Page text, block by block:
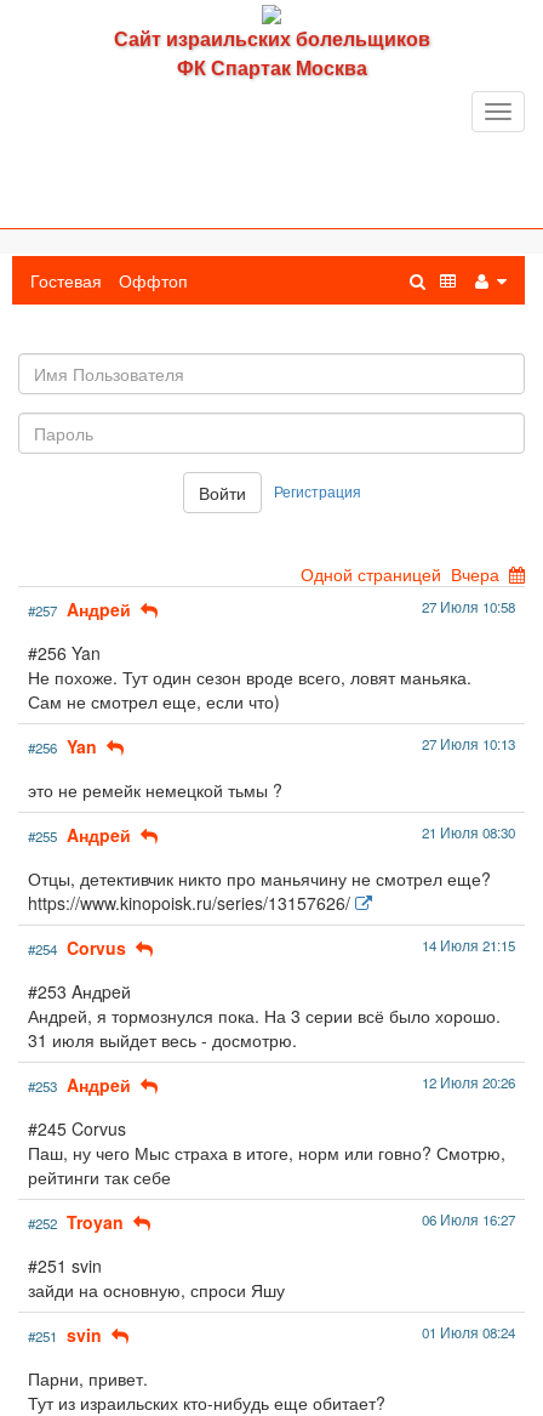
Сайт израильских болельщиков
ФК Спартак Москва
Гостевая Оффтоп
пользователя
Войти Регистрация
Одной страницей Вчера
#257 Aндpeй 27 Июля 10:58
#256 Yan
Не похоже. Тут один сезон вроде всего, ловят маньяка.
Сам не смотрел еще, если что)
#256 Yan 27 Июля 10:13
это не ремейк немецкой тьмы ?
#255 Aндpeй 21 Июля 08:30
Отцы, детективчик никто про маньячину не смотрел еще?
https://www.kinopoisk.ru/series/13157626/
#254 Corvus 14 Июля 21:15
#253 Aндpeй
Андрей, я тормознулся пока. На 3 серии всё было хорошо.
31 июля выйдет весь - досмотрю.
#253 Aндpeй 12 Июля 20:26
#245 Corvus
Паш, ну чего Мыс страха в итоге, норм или говно? Смотрю,
рейтинги так себе
#252 Troyan 06 Июля 16:27
#251 svin
зайди на основную, спроси Яшу
#251 svin 01 Июля 08:24
Парни, привет.
Тут из израильских кто-нибудь еще обитает?